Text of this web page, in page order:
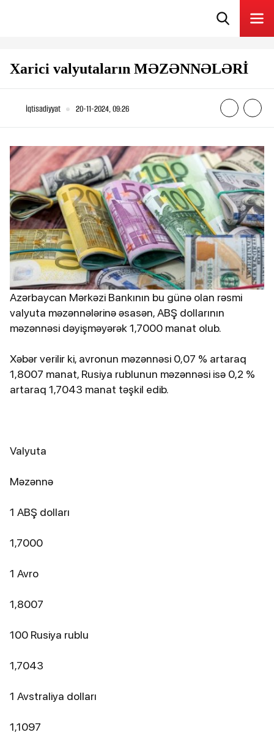
Xarici valyutaların MƏZƏNNƏLƏRİ
İqtisadiyyat 20-11-2024, 09:26
Azərbaycan Mərkəzi Bankının bu günə olan rəsmi
valyuta məzənnələrinə əsasən, ABŞ dollarının
məzənnəsi dəyişməyərək 1,7000 manat olub.
Xəbər verilir ki, avronun məzənnəsi 0,07 % artaraq
1,8007 manat, Rusiya rublunun məzənnəsi isə 0,2 %
artaraq 1,7043 manat təşkil edib.
Valyuta
Məzənnə
1 ABŞ dolları
1,7000
1 Avro
1,8007
100 Rusiya rublu
1,7043
1 Avstraliya dolları
1,1097